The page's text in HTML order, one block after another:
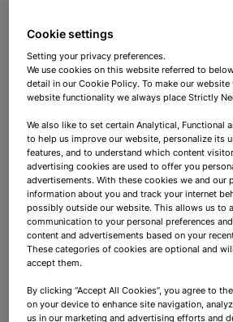
Jouw impact
Als Assistent Product Manager
actief mee aan het managen van
aan parfum- en cosmeticamerken.
campagnes, analyses en
zichtbaar zijn in de markt (online
retailers).
Je werkt nauw samen met
retailpartners en krijgt inzicht in
pricing tot campagnes en
Cookie settings
Setting your privacy preferences.
We use cookies on this website referred to
detail in our Cookie Policy. To make our website
website functionality we always place Strictly
We also like to set certain Analytical, Functional
to help us improve our website, personalize its
features, and to understand which content
advertising cookies are used to offer you
advertisements. With these cookies we and our
information about you and track your internet
possibly outside our website. This allows us to
communication to your personal preferences
content and advertisements based on your
These categories of cookies are optional and
accept them.
By clicking “Accept All Cookies”, you agree to
on your device to enhance site navigation,
us in our marketing and advertising efforts and